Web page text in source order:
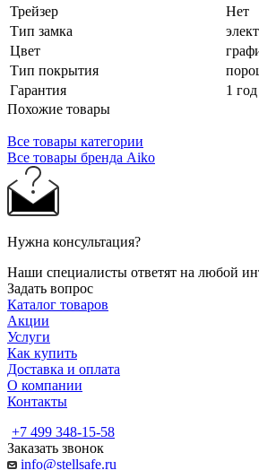
Трейзер
Нет
Тип замка
Цвет
Тип покрытия
Гарантия
1 год
Похожие товары
Все товары категории
Все товары бренда Aiko
Нужна консультация?
Наши специалисты ответят на любой
Задать вопрос
Каталог товаров
Акции
Услуги
Как купить
Доставка и оплата
О компании
Контакты
+7 499 348-15-58
Заказать звонок
info@stellsafe.ru